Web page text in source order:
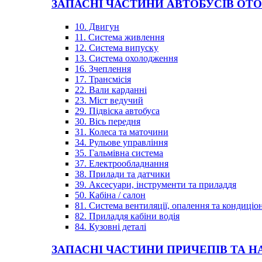
ЗАПАСНІ ЧАСТИНИ АВТОБУСІВ
10. Двигун
11. Система живлення
12. Система випуску
13. Система охолодження
16. Зчеплення
17. Трансмісія
22. Вали карданні
23. Міст ведучий
29. Підвіска автобуса
30. Вісь передня
31. Колеса та маточини
34. Рульове управління
35. Гальмівна система
37. Електрообладнання
38. Прилади та датчики
39. Аксесуари, інструменти та приладдя
50. Кабіна / салон
81. Система вентиляції, опалення та
82. Приладдя кабіни водія
84. Кузовні деталі
ЗАПАСНІ ЧАСТИНИ ПРИЧЕПІВ ТА